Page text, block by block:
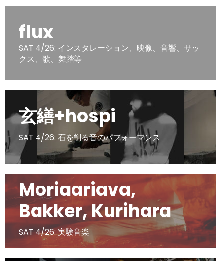
flux
SAT 4/26: インスタレーション、映像、音響、サッ
クス、歌、舞踏等
玄繕+hospi
SAT 4/26: 石を削る音のパフォーマンス
Moriaariava,
Bakker, Kurihara
SAT 4/26: 実験音楽